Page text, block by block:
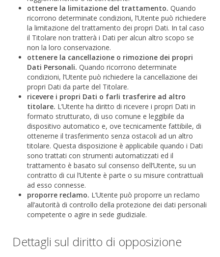
ottenere la limitazione del trattamento. Quando
ricorrono determinate condizioni, l’Utente può richiedere
la limitazione del trattamento dei propri Dati. In tal caso
il Titolare non tratterà i Dati per alcun altro scopo se
non la loro conservazione.
ottenere la cancellazione o rimozione dei propri
Dati Personali. Quando ricorrono determinate
condizioni, l’Utente può richiedere la cancellazione dei
propri Dati da parte del Titolare.
ricevere i propri Dati o farli trasferire ad altro
titolare. L’Utente ha diritto di ricevere i propri Dati in
formato strutturato, di uso comune e leggibile da
dispositivo automatico e, ove tecnicamente fattibile, di
ottenerne il trasferimento senza ostacoli ad un altro
titolare. Questa disposizione è applicabile quando i Dati
sono trattati con strumenti automatizzati ed il
trattamento è basato sul consenso dell’Utente, su un
contratto di cui l’Utente è parte o su misure contrattuali
ad esso connesse.
proporre reclamo. L’Utente può proporre un reclamo
all’autorità di controllo della protezione dei dati personali
competente o agire in sede giudiziale.
Dettagli sul diritto di opposizione